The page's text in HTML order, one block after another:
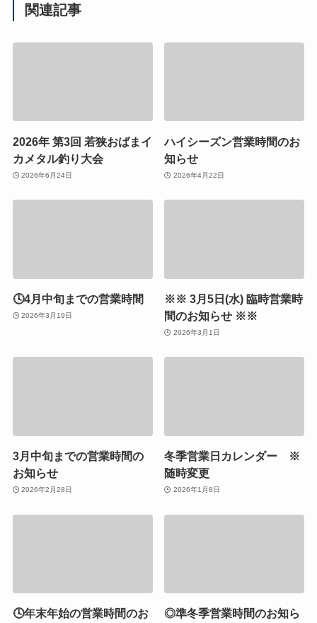
関連記事
2026年 第3回 若狭おばまイ
カメタル釣り大会
2026年6月24日
ハイシーズン営業時間のお
知らせ
2026年4月22日
🕓4月中旬までの営業時間
2026年3月19日
※※ 3月5日(水) 臨時営業時
間のお知らせ ※※
2026年3月1日
3月中旬までの営業時間の
お知らせ
2026年2月28日
冬季営業日カレンダー ※
随時変更
2026年1月8日
🕓年末年始の営業時間のお
◎準冬季営業時間のお知ら